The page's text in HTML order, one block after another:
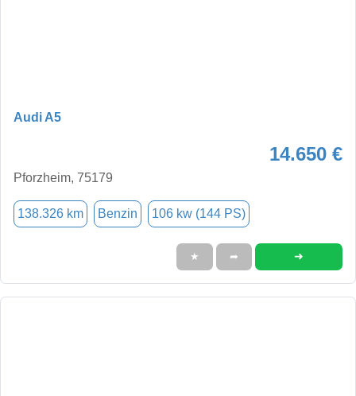
Audi A5
14.650 €
Pforzheim, 75179
138.326 km Benzin 106 kw (144 PS)
★ ➦ ➜